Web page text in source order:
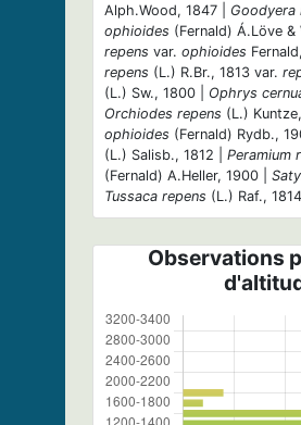
Alph.Wood, 1847 | Goodyera
ophioides (Fernald) Á.Löve &
repens var. ophioides
repens (L.) R.Br., 1813 var.
(L.) Sw., 1800 | Ophrys
Orchiodes repens (L.)
ophioides (Fernald) Rydb.,
(L.) Salisb., 1812 | Peramium
(Fernald) A.Heller, 1900 |
Tussaca repens (L.) Raf., 1814
Observations